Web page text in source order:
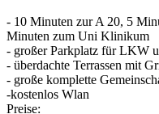
- 10 Minuten zur A 20, 5
Minuten zum Uni Klinikum
- großer Parkplatz für LKW
- überdachte Terrassen mit
- große komplette
-kostenlos Wlan
Preise: